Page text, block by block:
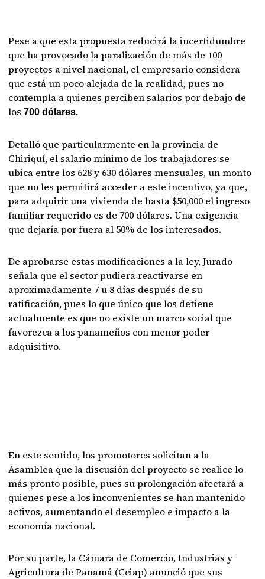
Pese a que esta propuesta reducirá la incertidumbre
que ha provocado la paralización de más de 100
proyectos a nivel nacional, el empresario considera
que está un poco alejada de la realidad, pues no
contempla a quienes perciben salarios por debajo de
los700 dólares.
Detalló que particularmente en la provincia de
Chiriquí, el salario mínimo de los trabajadores se
ubica entre los 628 y 630 dólares mensuales, un monto
que no les permitirá acceder a este incentivo, ya que,
para adquirir una vivienda de hasta $50,000 el ingreso
familiar requerido es de 700 dólares. Una exigencia
que dejaría por fuera al 50% de los interesados.
De aprobarse estas modificaciones a la ley, Jurado
señala que el sector pudiera reactivarse en
aproximadamente 7 u 8 días después de su
ratificación, pues lo que único que los detiene
actualmente es que no existe un marco social que
favorezca a los panameños con menor poder
adquisitivo.
En este sentido, los promotores solicitan a la
Asamblea que la discusión del proyecto se realice lo
más pronto posible, pues su prolongación afectará a
quienes pese a los inconvenientes se han mantenido
activos, aumentando el desempleo e impacto a la
economía nacional.
Por su parte, la Cámara de Comercio, Industrias y
Agricultura de Panamá (Cciap) anunció que sus